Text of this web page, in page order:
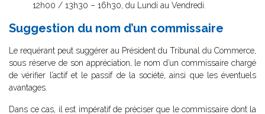
12h00 / 13h30 – 16h30, du Lundi au Vendredi.
Suggestion du nom d’un commissaire
Le requérant peut suggérer au Président du Tribunal du Commerce,
sous réserve de son appréciation, le nom d’un commissaire chargé
de vérifier l’actif et le passif de la société, ainsi que les éventuels
avantages.
Dans ce cas, il est impératif de préciser que le commissaire dont la